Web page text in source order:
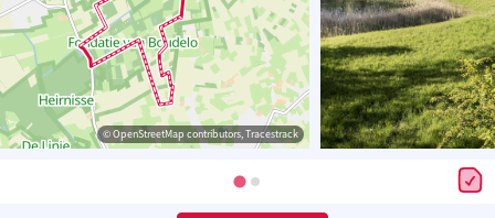
© OpenStreetMap contributors, Tracestrack